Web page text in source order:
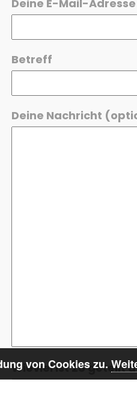
Deine E-Mail-Adresse
Betreff
Deine Nachricht
Wieviel ist 28 geteilt
von Cookies zu.